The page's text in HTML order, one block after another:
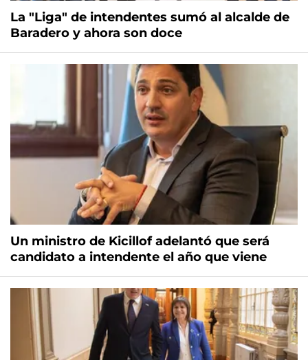
La "Liga" de intendentes sumó al alcalde de
Baradero y ahora son doce
Un ministro de Kicillof adelantó que será
candidato a intendente el año que viene